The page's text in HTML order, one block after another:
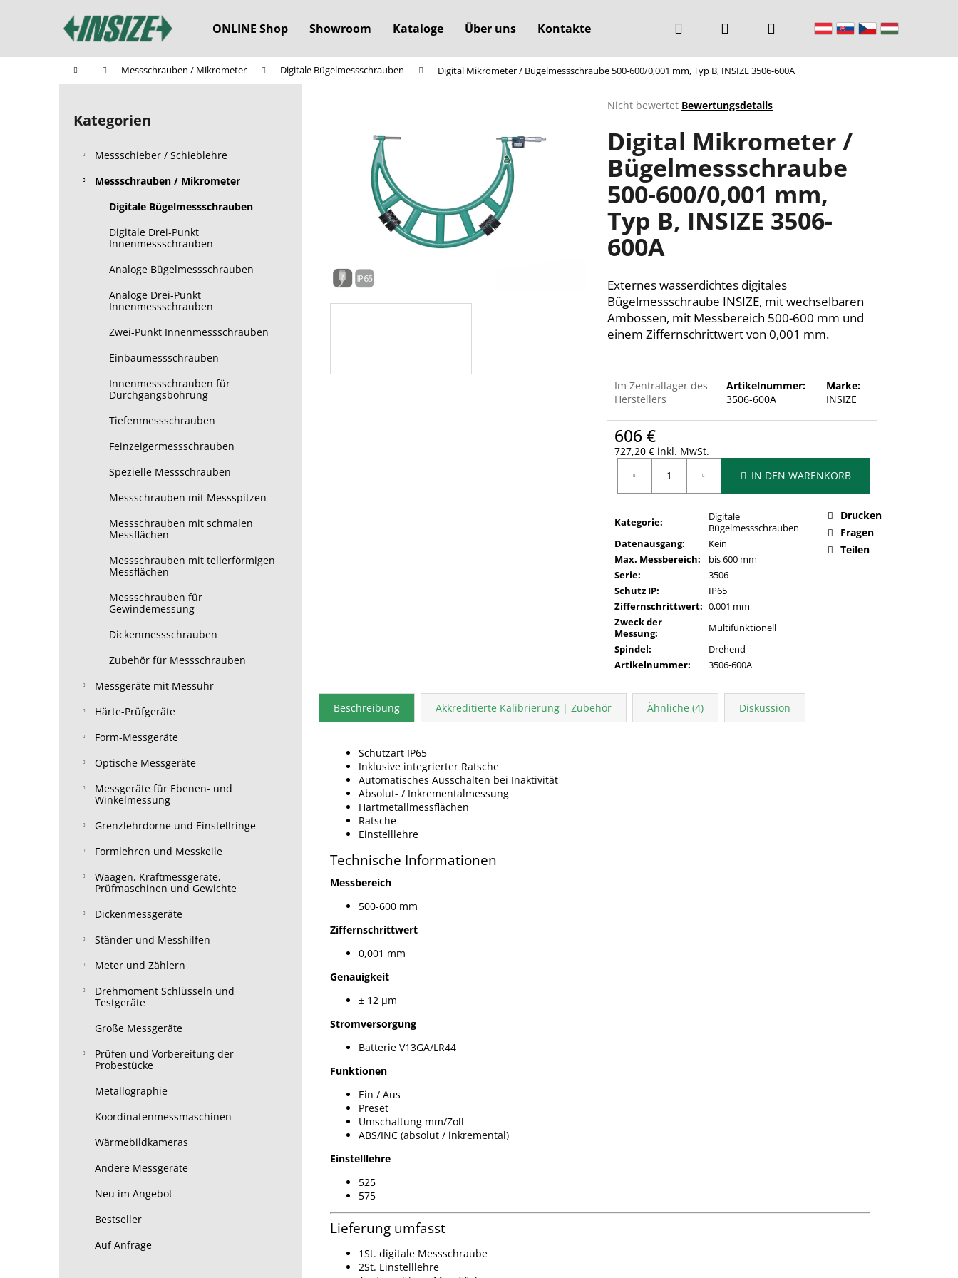
ONLINE Shop Showroom Kataloge Über uns Kontakte Suchen Warenkorb
StartseiteMessschrauben / Mikrometer Digitale Bügelmessschrauben Digital Mikrometer / Bügelmessschraube 500-600/0,001 mm, Typ B, INSIZE 3506-600A
S
Kategorien
überspringen
Kategorien
Messschieber / Schieblehre
Messschrauben / Mikrometer
Digitale Bügelmessschrauben
Digitale Drei-Punkt
Innenmessschrauben
Analoge Bügelmessschrauben
Analoge Drei-Punkt
Innenmessschrauben
Zwei-Punkt Innenmessschrauben
Einbaumessschrauben
Innenmessschrauben für
Durchgangsbohrung
Tiefenmessschrauben
Feinzeigermessschrauben
Spezielle Messschrauben
Messschrauben mit Messspitzen
Messschrauben mit schmalen
Messflächen
Messschrauben mit tellerförmigen
Messflächen
Messschrauben für
Gewindemessung
Dickenmessschrauben
Zubehör für Messschrauben
Messgeräte mit Messuhr
Härte-Prüfgeräte
Form-Messgeräte
Optische Messgeräte
Messgeräte für Ebenen- und
Winkelmessung
Grenzlehrdorne und Einstellringe
Formlehren und Messkeile
Waagen, Kraftmessgeräte,
Prüfmaschinen und Gewichte
Dickenmessgeräte
Ständer und Messhilfen
Meter und Zählern
Drehmoment Schlüsseln und
Testgeräte
Große Messgeräte
Prüfen und Vorbereitung der
Probestücke
Metallographie
Koordinatenmessmaschinen
Wärmebildkameras
Andere Messgeräte
Neu im Angebot
Bestseller
Auf Anfrage
Die
Produktbewertung
ist
0,0
von
5
Sternen.
Nicht bewertet Bewertungsdetails
Digital Mikrometer /
Bügelmessschraube
500-600/0,001 mm,
Typ B, INSIZE 3506-
600A
Externes wasserdichtes digitales
Bügelmessschraube INSIZE, mit wechselbaren
Ambossen, mit Messbereich 500-600 mm und
einem Ziffernschrittwert von 0,001 mm.
Im Zentrallager des
Herstellers
Artikelnummer:
3506-600A
Marke:
INSIZE
606 €
727,20 € inkl. MwSt.
IN DEN WARENKORB
Kategorie:
Digitale
Bügelmessschrauben
Datenausgang:
Kein
Max. Messbereich:
bis 600 mm
Serie:
3506
Schutz IP:
IP65
Ziffernschrittwert: 0,001 mm
Zweck der
Messung:
Multifunktionell
Spindel:
Drehend
Artikelnummer: 3506-600A
Drucken
Fragen
Teilen
Beschreibung Akkreditierte Kalibrierung | Zubehör Ähnliche (4) Diskussion
Schutzart IP65
Inklusive integrierter Ratsche
Automatisches Ausschalten bei Inaktivität
Absolut- / Inkrementalmessung
Hartmetallmessflächen
Ratsche
Einstelllehre
Technische Informationen
Messbereich
500-600 mm
Ziffernschrittwert
0,001 mm
Genauigkeit
± 12 µm
Stromversorgung
Batterie V13GA/LR44
Funktionen
Ein / Aus
Preset
Umschaltung mm/Zoll
ABS/INC (absolut / inkremental)
Einstelllehre
525
575
Lieferung umfasst
1St. digitale Messschraube
2St. Einstelllehre
e
Zurück
zum
Zurück
zum
Was suchen Sie?
SUCHEN
Wir empfehlen